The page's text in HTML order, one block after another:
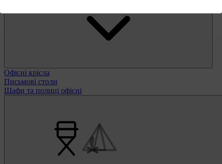
Офісні крісла
Письмові столи
Шафи та полиці офісні